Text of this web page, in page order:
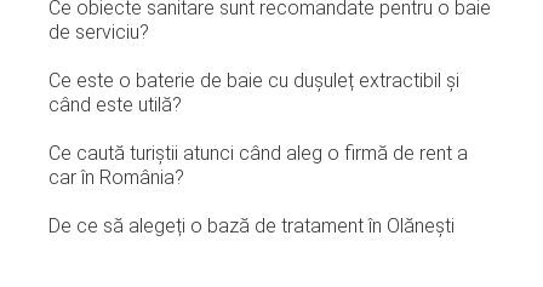
Ce obiecte sanitare sunt recomandate pentru o baie
de serviciu?
Ce este o baterie de baie cu dușuleț extractibil și
când este utilă?
Ce caută turiștii atunci când aleg o firmă de rent a
car în România?
De ce să alegeți o bază de tratament în Olănești